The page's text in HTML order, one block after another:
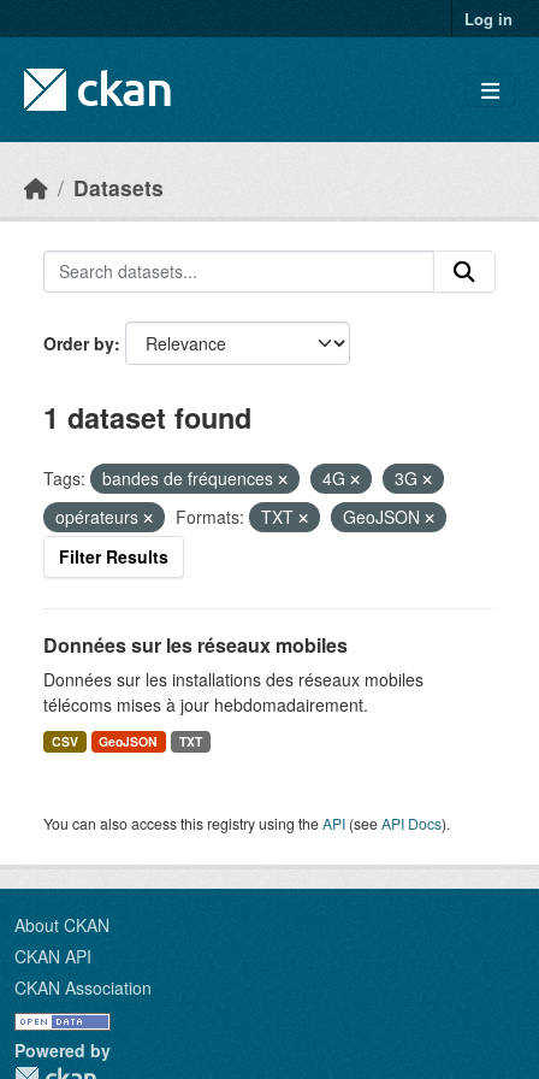
Log in
Datasets
Order by
1 dataset found
Tags: bandes de fréquences 4G
3G
opérateurs
Formats: TXT
GeoJSON
Filter Results
Données sur les réseaux mobiles
Données sur les installations des réseaux mobiles
télécoms mises à jour hebdomadairement.
CSV GeoJSON TXT
You can also access this registry using theAPI (seeAPI Docs).
About CKAN
CKAN API
CKAN Association
Powered by